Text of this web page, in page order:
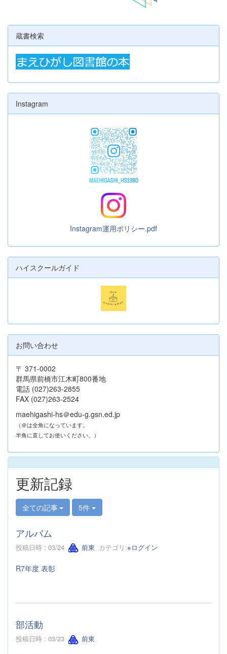
蔵書検索
Instagram
Instagram運用ポリシー.pdf
ハイスクールガイド
お問い合わせ
〒 371-0002
群馬県前橋市江木町800番地
電話 (027)263-2855
FAX (027)263-2524
maehigashi-hs＠edu-g.gsn.ed.jp
（＠は全角になっています。
半角に直してお使いください。）
更新記録
全ての記事 5件
アルバム
投稿日時 : 03/24 前東 カテゴリ:※ログイン
R7年度 表彰
部活動
投稿日時 : 03/23 前東